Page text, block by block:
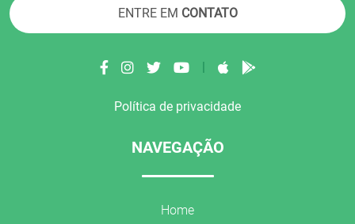
ENTRE EM CONTATO
Política de privacidade
NAVEGAÇÃO
Home